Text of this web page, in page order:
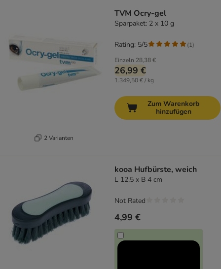
2 Varianten
TVM Ocry-gel
Sparpaket: 2 x 10 g
Einzeln 28,38 €
26,99 €
1.349,50 € / kg
Rating: 5/5 (1)
Zum Warenkorb
hinzufügen
kooa Hufbürste, weich
L 12,5 x B 4 cm
4,99 €
Not Rated